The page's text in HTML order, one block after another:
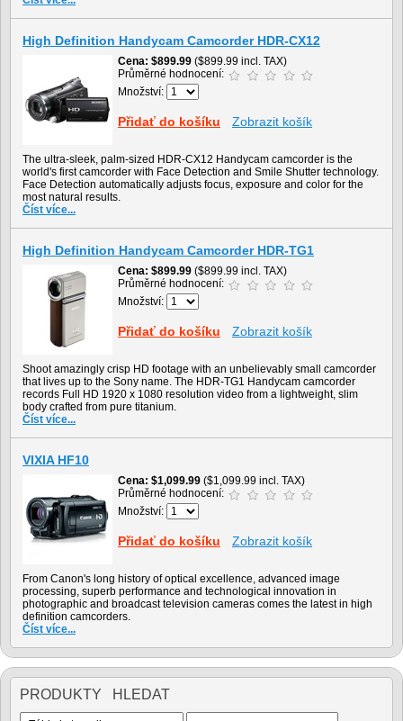
High Definition Handycam Camcorder HDR-CX12
Cena $899.99 ($899.99 incl. TAX)
Průměrné hodnocení:
Množství:
Přidať do košíku Zobrazit košík
The ultra-sleek, palm-sized HDR-CX12 Handycam camcorder is the
world's first camcorder with Face Detection and Smile Shutter technology.
Face Detection automatically adjusts focus, exposure and color for the
most natural results.
Číst více...
High Definition Handycam Camcorder HDR-TG1
Cena $899.99 ($899.99 incl. TAX)
Průměrné hodnocení:
Množství:
Přidať do košíku Zobrazit košík
Shoot amazingly crisp HD footage with an unbelievably small camcorder
that lives up to the Sony name. The HDR-TG1 Handycam camcorder
records Full HD 1920 x 1080 resolution video from a lightweight, slim
body crafted from pure titanium.
Číst více...
VIXIA HF10
Cena $1,099.99 ($1,099.99 incl. TAX)
Průměrné hodnocení:
Množství:
Přidať do košíku Zobrazit košík
From Canon's long history of optical excellence, advanced image
processing, superb performance and technological innovation in
photographic and broadcast television cameras comes the latest in high
definition camcorders.
Číst více...
PRODUKTY HLEDAT